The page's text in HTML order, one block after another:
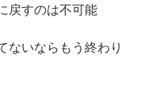
戻すのは不可能
ないならもう終わり